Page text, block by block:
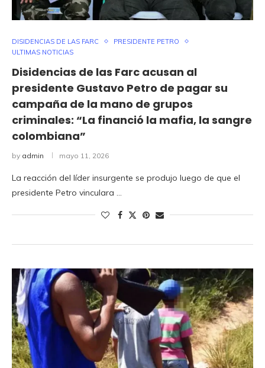
DISIDENCIAS DE LAS FARC
PRESIDENTE PETRO
ULTIMAS NOTICIAS
Disidencias de las Farc acusan al
presidente Gustavo Petro de pagar su
campaña de la mano de grupos
criminales: “La financió la mafia, la sangre
colombiana”
by admin mayo 11, 2026
La reacción del líder insurgente se produjo luego de que el
presidente Petro vinculara …